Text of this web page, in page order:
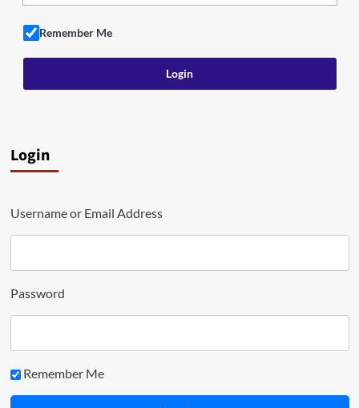
Remember Me
Login
Username or Email Address
Password
Remember Me